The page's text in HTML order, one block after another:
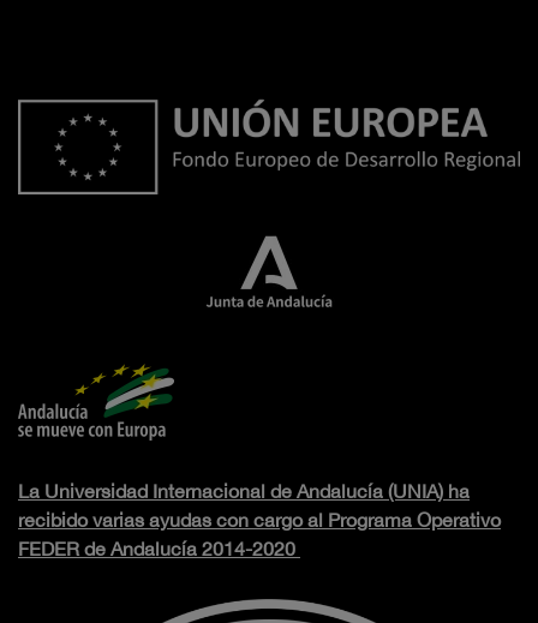
La Universidad Internacional de Andalucía (UNIA) ha
recibido varias ayudas con cargo al Programa Operativo
FEDER de Andalucía 2014-2020